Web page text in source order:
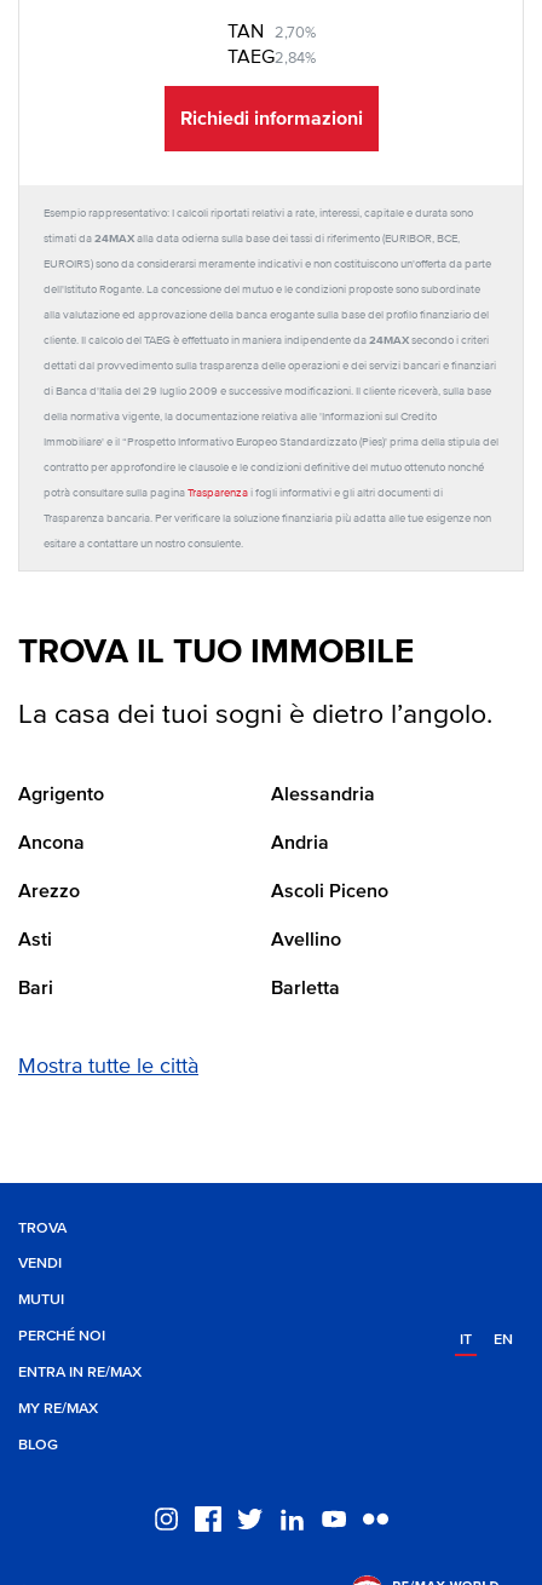
TAN 2,70%
TAEG2,84%
Richiedi informazioni
Esempio rappresentativo: I calcoli riportati relativi a rate, interessi, capitale e durata sono
stimati da 24MAX alla data odierna sulla base dei tassi di riferimento (EURIBOR, BCE,
EUROIRS) sono da considerarsi meramente indicativi e non costituiscono un'offerta da parte
dell'Istituto Rogante. La concessione del mutuo e le condizioni proposte sono subordinate
alla valutazione ed approvazione della banca erogante sulla base del profilo finanziario del
cliente. Il calcolo del TAEG è effettuato in maniera indipendente da 24MAX secondo i criteri
dettati dal provvedimento sulla trasparenza delle operazioni e dei servizi bancari e finanziari
di Banca d'Italia del 29 luglio 2009 e successive modificazioni. Il cliente riceverà, sulla base
della normativa vigente, la documentazione relativa alle 'Informazioni sul Credito
Immobiliare' e il “Prospetto Informativo Europeo Standardizzato (Pies)' prima della stipula del
contratto per approfondire le clausole e le condizioni definitive del mutuo ottenuto nonché
potrà consultare sulla pagina Trasparenza i fogli informativi e gli altri documenti di
Trasparenza bancaria. Per verificare la soluzione finanziaria più adatta alle tue esigenze non
esitare a contattare un nostro consulente.
TROVA IL TUO IMMOBILE
La casa dei tuoi sogni è dietro l’angolo.
Agrigento Alessandria
Ancona Andria
Arezzo Ascoli Piceno
Asti Avellino
Bari Barletta
Mostra tutte le città
TROVA
VENDI
MUTUI
PERCHÉ NOI
ENTRA IN RE/MAX
MY RE/MAX
BLOG
IT EN